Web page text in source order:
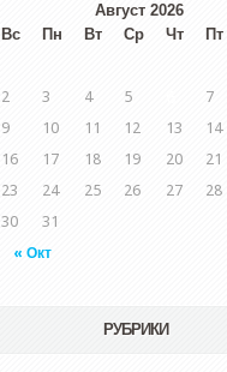
Август 2026
Вс
Пн Вт Ср Чт Пт
« Окт
2
3 4 5 7
9
10 11 12 13 14
16
17 18 19 20 21
23
24 25 26 27 28
30
31
РУБРИКИ